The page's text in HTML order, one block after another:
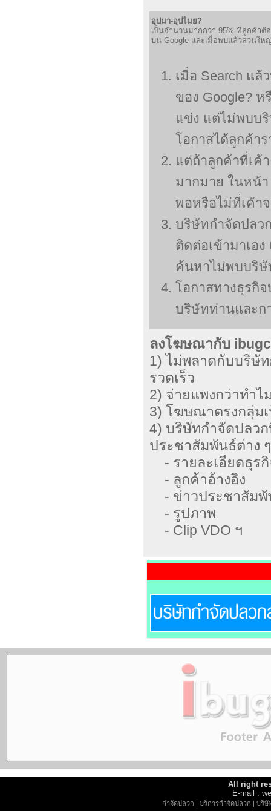
อุปมา-อุปไมย?
เป็นจำนวนมากกว่า 95% ที่ลูกค้า
บน Google และเมื่อพบแล้วส่วนให
เมื่อ Search แ
ของ Google?
แข่ง แต่ไม่พบบ
โอกาสได้ลูกค้า
แต่ถ้าลูกค้าที่เค้
มากมาย ในหน้า
พอหรือไม่ที่เค้า
บริษัทกำจัดปลว
ติดต่อเข้ามาเอ
ค้นหาไม่พบบริษั
โอกาสทางธุรกิ
บริษัทท่านและก
ลงโฆษณากับ
1) ไม่พลาดกับบริษั
รวดเร็ว
2) จ่ายแพงกว่าทำ
3) โฆษณาตรงกลุ่ม
4) บริษัทกำจัดปลว
ประชาสัมพันธ์ต่าง
- รายละเอียดธุร
- ลูกค้าอ้างอิง
- ข่าวประชาสัม
- รูปภาพ
- Clip VDO ฯ
All right
E-mail :
กำจัดปลวก บริการกำจัดปลวก บริษั